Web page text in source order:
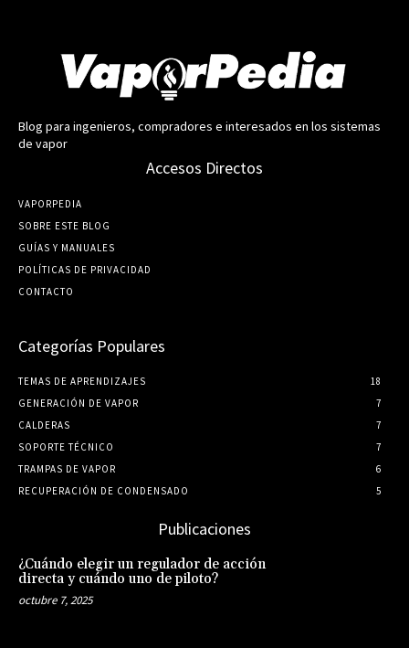
Blog para ingenieros, compradores e interesados en los sistemas
de vapor
Accesos Directos
VAPORPEDIA
SOBRE ESTE BLOG
GUÍ­AS Y MANUALES
POLÍTICAS DE PRIVACIDAD
CONTACTO
Categorías Populares
TEMAS DE APRENDIZAJES
18
GENERACIÓN DE VAPOR
7
CALDERAS
7
SOPORTE TÉCNICO
7
TRAMPAS DE VAPOR
6
RECUPERACIÓN DE CONDENSADO
5
Publicaciones
¿Cuándo elegir un regulador de acción
directa y cuándo uno de piloto?
octubre 7, 2025